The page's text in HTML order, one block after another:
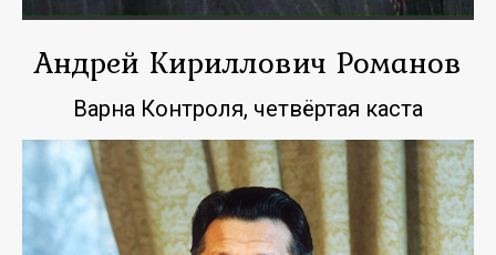
Андрей Кириллович Романов
Варна Контроля, четвёртая каста